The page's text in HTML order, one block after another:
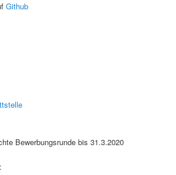
Github
Bewerbungsrunde bis 31.3.2020